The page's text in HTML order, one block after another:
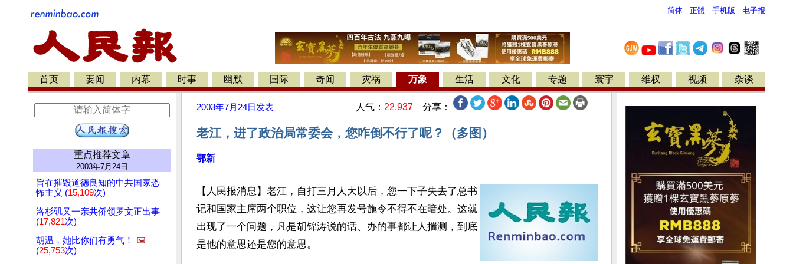
简体 - 正體 - 手机版 - 电子报
首页 要闻 内幕 时事 幽默 国际 奇闻 灾祸 万象 生活 文化 专题 寰宇 维权 视频 杂谈
重点推荐文章
2003年7月24日
旨在摧毁道德良知的中共国家恐
怖主义 (15,109次)
洛杉矶又一亲共侨领罗文正出事
(17,821次)
胡温，她比你们有勇气！
🖼️
(25,753次)
2003年7月24日 发表 人气： 22,937 分享：
老江，进了政治局常委会，您咋倒不行了呢？（多图）
鄂新
【人民报消息】老江，自打三月人大以后，您一下子失去了总书
记和国家主席两个职位，这让您再发号施令不得不在暗处。这就
出现了一个问题，凡是胡锦涛说的话、办的事都让人揣测，到底
是他的意思还是您的意思。